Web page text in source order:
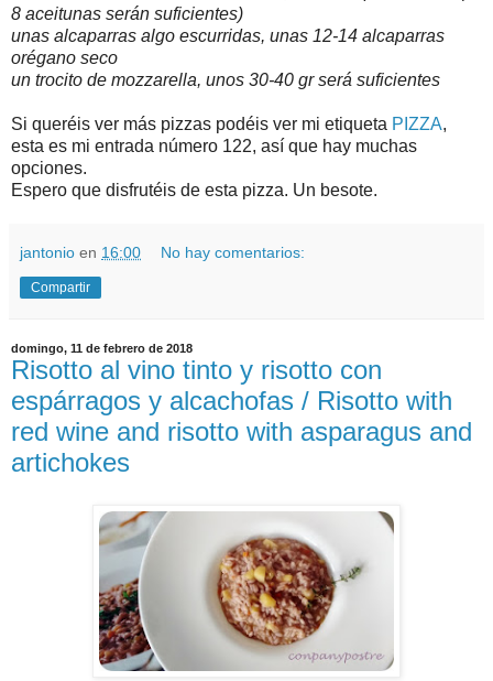
8 aceitunas serán suficientes)
unas alcaparras algo escurridas, unas 12-14 alcaparras
orégano seco
un trocito de mozzarella, unos 30-40 gr será suficientes
Si queréis ver más pizzas podéis ver mi etiqueta PIZZA,
esta es mi entrada número 122, así que hay muchas
opciones.
Espero que disfrutéis de esta pizza. Un besote.
jantonio en 16:00 No hay comentarios:
Compartir
domingo, 11 de febrero de 2018
Risotto al vino tinto y risotto con
espárragos y alcachofas / Risotto with
red wine and risotto with asparagus and
artichokes